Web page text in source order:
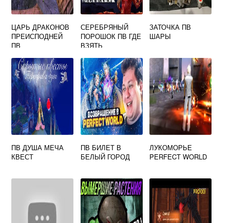
ЦАРЬ ДРАКОНОВ
ПРЕИСПОДНЕЙ
ПВ
СЕРЕБРЯНЫЙ
ПОРОШОК ПВ ГДЕ
ВЗЯТЬ
ЗАТОЧКА ПВ
ШАРЫ
ПВ ДУША МЕЧА
КВЕСТ
ПВ БИЛЕТ В
БЕЛЫЙ ГОРОД
ЛУКОМОРЬЕ
PERFECT WORLD